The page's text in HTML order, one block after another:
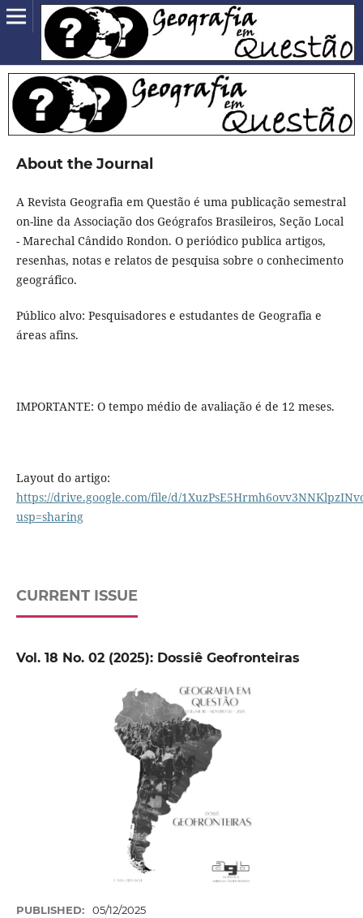
About the Journal
A Revista Geografia em Questão é uma publicação semestral
on-line da Associação dos Geógrafos Brasileiros, Seção Local
- Marechal Cândido Rondon. O periódico publica artigos,
resenhas, notas e relatos de pesquisa sobre o conhecimento
geográfico.
Público alvo: Pesquisadores e estudantes de Geografia e
áreas afins.
IMPORTANTE: O tempo médio de avaliação é de 12 meses.
Layout do artigo:
https://drive.google.com/file/d/
usp=sharing
CURRENT ISSUE
Vol. 18 No. 02 (2025): Dossiê Geofronteiras
PUBLISHED: 05/12/2025